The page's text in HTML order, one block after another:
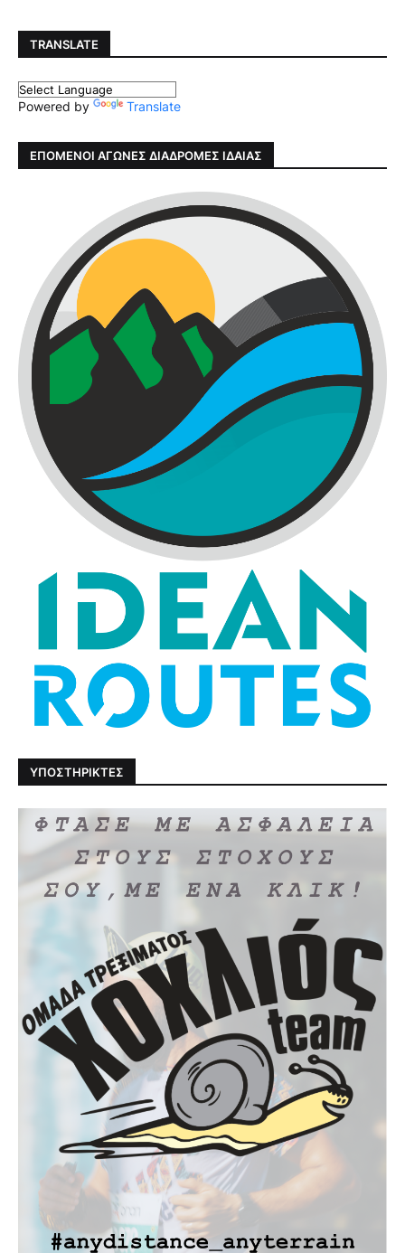
TRANSLATE
Powered by Translate
ΕΠΟΜΕΝΟΙ ΑΓΩΝΕΣ ΔΙΑΔΡΟΜΕΣ ΙΔΑΙΑΣ
ΥΠΟΣΤΗΡΙΚΤΕΣ